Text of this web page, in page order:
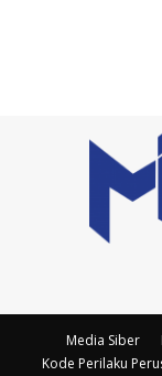
Media Siber
Kode Perilaku